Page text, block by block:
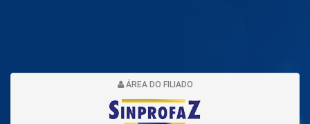
ÁREA DO FILIADO